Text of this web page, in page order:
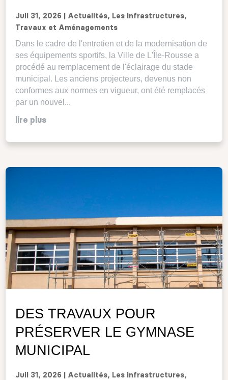
Juil 31, 2026 Actualités, Les infrastructures,
Travaux et Aménagements
Dans le cadre de l'entretien et de la modernisation de
ses équipements sportifs, la Ville de L'Île-Rousse a
procédé au remplacement de l'éclairage du stade
municipal. Les anciens projecteurs, devenus non
conformes aux normes en vigueur, ont été remplacés
par un nouvel...
lire plus
DES TRAVAUX POUR
PRÉSERVER LE GYMNASE
MUNICIPAL
Juil 31, 2026 Actualités, Les infrastructures,